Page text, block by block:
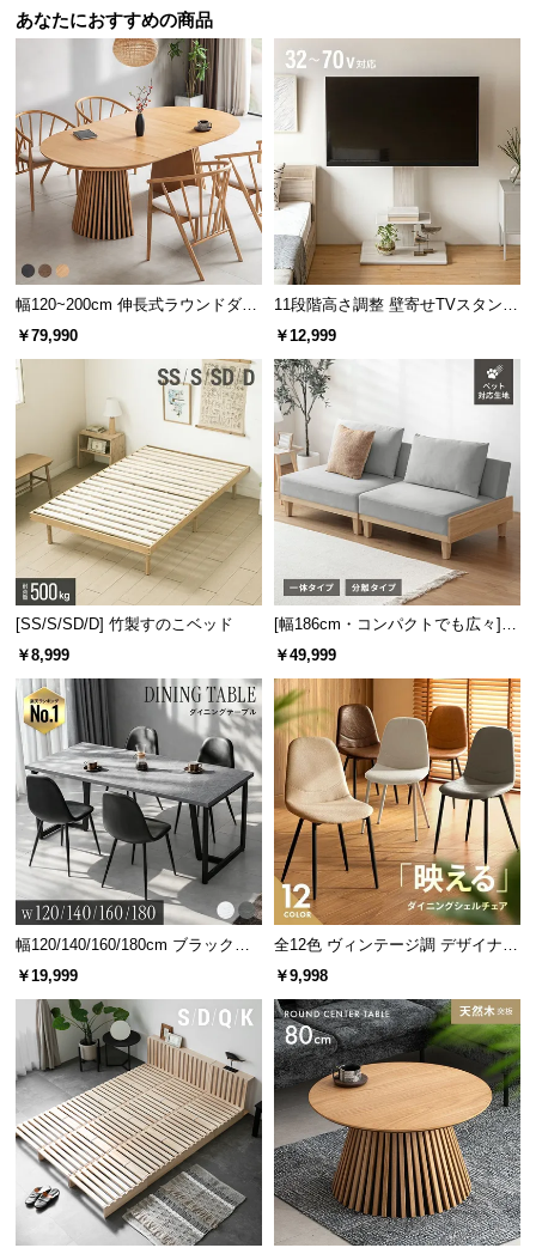
あなたにおすすめの商品
幅120~200cm 伸長式ラウンドダイ
ニングテーブル 6人掛け 天然木突
￥79,990
11段階高さ調整 壁寄せTVスタンド
キャスター付き 上下左右角度調節
￥12,999
[SS/S/SD/D] 竹製すのこベッド
￥8,999
[幅186cm・コンパクトでも広々] 3
人掛けソファベッド リクライニン
￥49,999
幅120/140/160/180cm ブラックフ
レーム ダイニング 大理石調 4人掛
￥19,999
全12色 ヴィンテージ調 デザイナー
ズシェルチェア
￥9,998